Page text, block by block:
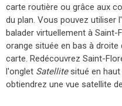
carte routière ou grâce aux
du plan. Vous pouvez utiliser
balader virtuellement à
orange située en bas à
carte. Redécouvrez Saint-
l'onglet Satellitesitué en haut
obtiendrez une vue satellite